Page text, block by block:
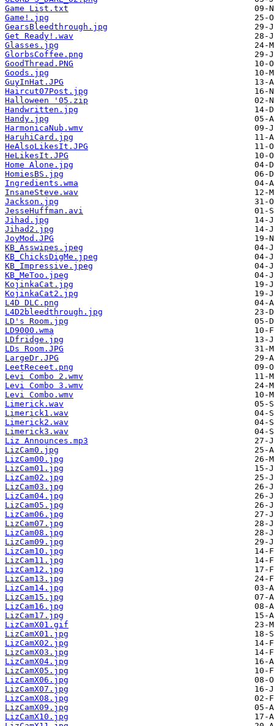
Game List.txt
Game!.jpg
GearsBleedthrough.jpg
Get Ready!.wav
Glasses.jpg
GlorbsCoffee.png
GoodThread.PNG
Goods.jpg
GuyInHat.JPG
Haircut07Post.jpg
Halloween '05.zip
Handwritten.jpg
Handy.jpg
HarmonicaNub.wmv
HaruhiCard.jpg
HeAlsoLikesIt.JPG
HeLikesIt.JPG
Home Alone.jpg
HomiesBS.jpg
Ingredients.wma
InsaneSteve.wav
Jackson.jpg
JesseHuffman.avi
Jihad.jpg
Jihad2.jpg
JoyMod.JPG
KB_Asswipes.jpeg
KB_ChicksDigMe.jpeg
KB_Impressive.jpeg
KB_MeToo.jpeg
KojinkaCat.jpg
KojinkaCat2.jpg
L4D DLC.png
L4D2bleedthrough.jpg
LD's Room.jpg
LD9000.wma
LDfridge.jpg
LDs Room.JPG
LargeDr.JPG
LeetReceet.png
Levi Combo 2.wmv
Levi Combo 3.wmv
Levi Combo.wmv
Limerick.wav
Limerick1.wav
Limerick2.wav
Limerick3.wav
Liz Announces.mp3
LizCam0.jpg
LizCam00.jpg
LizCam01.jpg
LizCam02.jpg
LizCam03.jpg
LizCam04.jpg
LizCam05.jpg
LizCam06.jpg
LizCam07.jpg
LizCam08.jpg
LizCam09.jpg
LizCam10.jpg
LizCam11.jpg
LizCam12.jpg
LizCam13.jpg
LizCam14.jpg
LizCam15.jpg
LizCam16.jpg
LizCam17.jpg
LizCamX01.gif
LizCamX01.jpg
LizCamX02.jpg
LizCamX03.jpg
LizCamX04.jpg
LizCamX05.jpg
LizCamX06.jpg
LizCamX07.jpg
LizCamX08.jpg
LizCamX09.jpg
LizCamX10.jpg